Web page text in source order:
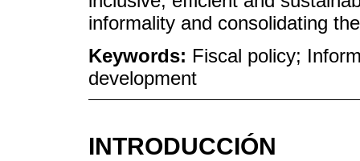
informality and consolidating
Keywords: Fiscal policy;
development
INTRODUCCIÓN